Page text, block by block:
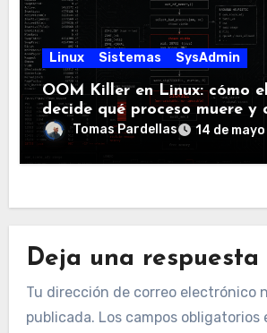
Linux Sistemas SysAdmin
OOM Killer en Linux: cómo
decide qué proceso muere y
controlarlo
Tomas Pardellas 14 de
Deja una respuesta
Tu dirección de correo electrónico
publicada. Los campos obligatorios